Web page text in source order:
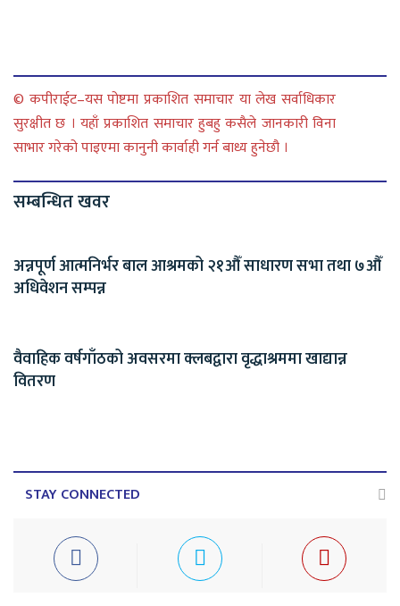
© कपीराईट–यस पोष्टमा प्रकाशित समाचार या लेख सर्वाधिकार
सुरक्षीत छ । यहाँ प्रकाशित समाचार हुबहु कसैले जानकारी विना
साभार गरेको पाइएमा कानुनी कार्वाही गर्न बाध्य हुनेछौ ।
सम्बन्धित खवर
अन्नपूर्ण आत्मनिर्भर बाल आश्रमको २१औँ साधारण सभा तथा ७औँ
अधिवेशन सम्पन्न
वैवाहिक वर्षगाँठको अवसरमा क्लबद्वारा वृद्धाश्रममा खाद्यान्न
वितरण
STAY CONNECTED